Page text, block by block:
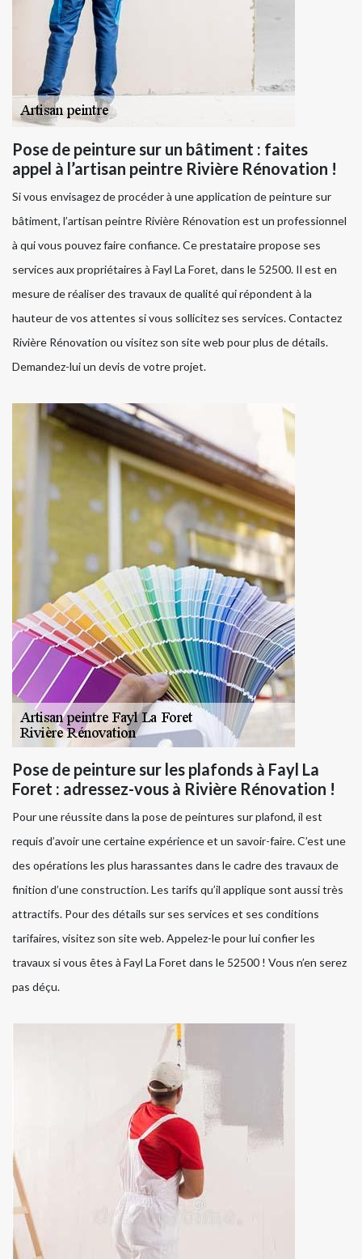
Pose de peinture sur un bâtiment : faites
appel à l’artisan peintre Rivière Rénovation !
Si vous envisagez de procéder à une application de peinture sur
bâtiment, l’artisan peintre Rivière Rénovation est un professionnel
à qui vous pouvez faire confiance. Ce prestataire propose ses
services aux propriétaires à Fayl La Foret, dans le 52500. Il est en
mesure de réaliser des travaux de qualité qui répondent à la
hauteur de vos attentes si vous sollicitez ses services. Contactez
Rivière Rénovation ou visitez son site web pour plus de détails.
Demandez-lui un devis de votre projet.
Pose de peinture sur les plafonds à Fayl La
Foret : adressez-vous à Rivière Rénovation !
Pour une réussite dans la pose de peintures sur plafond, il est
requis d’avoir une certaine expérience et un savoir-faire. C’est une
des opérations les plus harassantes dans le cadre des travaux de
finition d’une construction. Les tarifs qu’il applique sont aussi très
attractifs. Pour des détails sur ses services et ses conditions
tarifaires, visitez son site web. Appelez-le pour lui confier les
travaux si vous êtes à Fayl La Foret dans le 52500 ! Vous n’en serez
pas déçu.